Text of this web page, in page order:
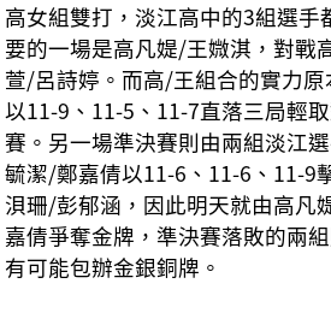
高女組雙打，淡江高中的3組選手
要的一場是高凡媞/王媺淇，對戰
萱/呂詩婷。而高/王組合的實力
以11-9、11-5、11-7直落三局輕
賽。另一場準決賽則由兩組淡江
毓潔/鄭嘉倩以11-6、11-6、11-9
浿珊/彭郁涵，因此明天就由高凡
嘉倩爭奪金牌，準決賽落敗的兩
有可能包辦金銀銅牌。